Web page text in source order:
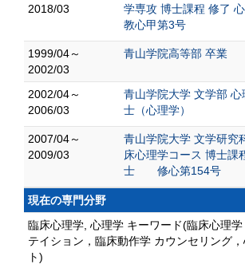
2018/03
学専攻 博士課程 修
教心甲第3号
1999/04～
2002/03
青山学院高等部 卒業
2002/04～
2006/03
青山学院大学 文学部
士（心理学）
2007/04～
2009/03
青山学院大学 文学研究
床心理学コース 博士課
士 修心第154号
現在の専門分野
臨床心理学, 心理学 キーワード(臨床心理学
テイション，臨床動作学 カウンセリング
ト)